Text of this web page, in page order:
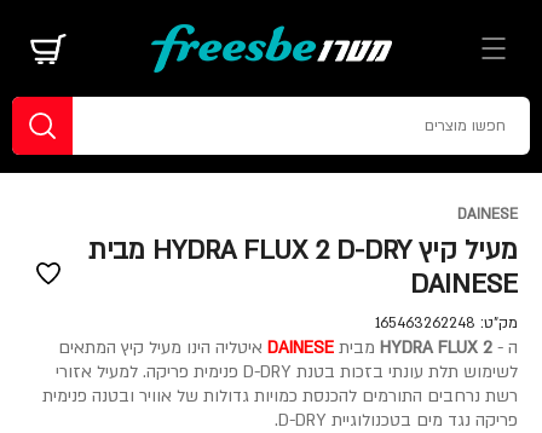
DAINESE
מעיל קיץ HYDRA FLUX 2 D-DRY מבית
DAINESE
מק"ט: 165463262248
ה - HYDRA FLUX 2 מבית DAINESE איטליה הינו מעיל קיץ המתאים
לשימוש תלת עונתי בזכות בטנת D-DRY פנימית פריקה. למעיל אזורי
רשת נרחבים התורמים להכנסת כמויות גדולות של אוויר ובטנה פנימית
פריקה נגד מים בטכנולוגיית D-DRY.